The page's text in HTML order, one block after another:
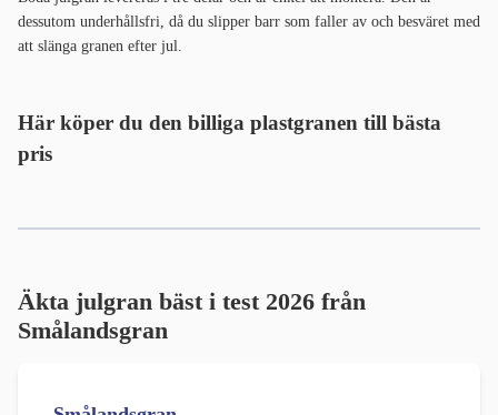
dessutom underhållsfri, då du slipper barr som faller av och besväret med
att slänga granen efter jul.
Här köper du den billiga plastgranen till bästa
pris
Äkta julgran bäst i test 2026 från
Smålandsgran